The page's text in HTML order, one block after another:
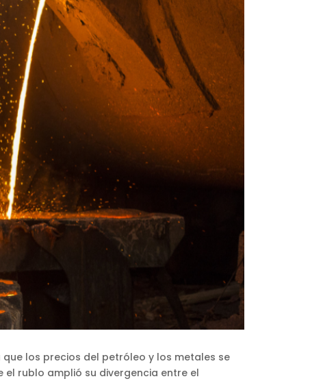
los precios del petróleo y los metales se
el rublo amplió su divergencia entre el